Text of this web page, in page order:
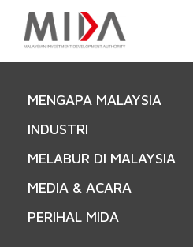
MENGAPA MALAYSIA
INDUSTRI
MELABUR DI MALAYSIA
MEDIA & ACARA
PERIHAL MIDA